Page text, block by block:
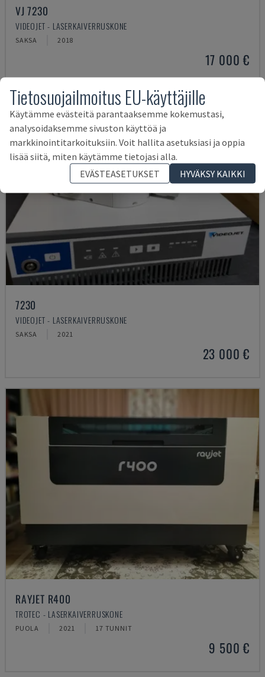
VJ 7230
VIDEOJET - LASERKAIVERRUSKONE
SAKSA 2018
17 000 €
7230
VIDEOJET - LASERKAIVERRUSKONE
SAKSA 2021
23 000 €
RAYJET R400
TROTEC - LASERKAIVERRUSKONE
PUOLA 2021 17 TUNNIT
9 500 €
Tietosuojailmoitus EU-käyttäjille
Käytämme evästeitä parantaaksemme kokemustasi,
analysoidaksemme sivuston käyttöä ja
markkinointitarkoituksiin. Voit hallita asetuksiasi ja oppia
lisää siitä, miten käytämme tietojasi alla.
EVÄSTEASETUKSET
HYVÄKSY KAIKKI